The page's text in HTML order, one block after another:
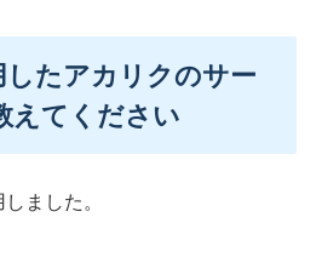
したアカリクのサー
えてください
ました。